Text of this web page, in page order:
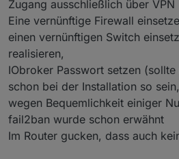
Zugang ausschließlich über VPN
Eine vernünftige Firewall
einen vernünftigen Switch
realisieren,
IObroker Passwort setzen
schon bei der Installation so sein,
wegen Bequemlichkeit einiger
fail2ban wurde schon erwähnt
Im Router gucken, dass auch